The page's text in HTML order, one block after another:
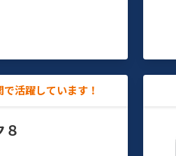
活躍しています！